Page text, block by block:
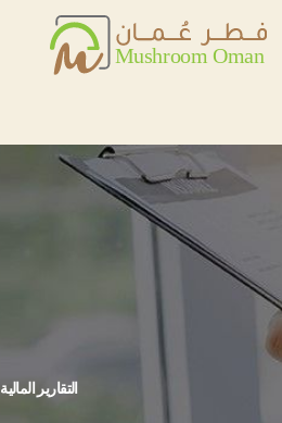
التقارير المالية